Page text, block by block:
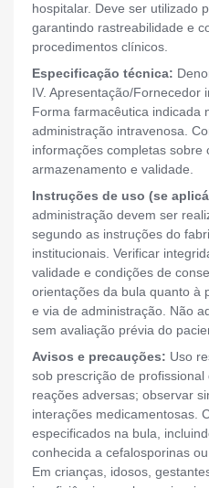
hospitalar. Deve ser utilizado
garantindo rastreabilidade e
procedimentos clínicos.
Especificação técnica:
IV. Apresentação/Fornecedor
Forma farmacêutica indicada
administração intravenosa.
informações completas sobre
armazenamento e validade.
Instruções de uso (se
administração devem ser
segundo as instruções do
institucionais. Verificar
validade e condições de
orientações da bula quanto à
e via de administração. Não
sem avaliação prévia do
Avisos e precauções: Uso
sob prescrição de
reações adversas; observar
interações medicamentosas.
especificados na bula,
conhecida a cefalosporinas
Em crianças, idosos,